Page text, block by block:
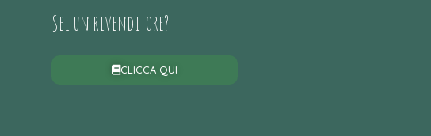
Sei un rivenditore?
CLICCA QUI